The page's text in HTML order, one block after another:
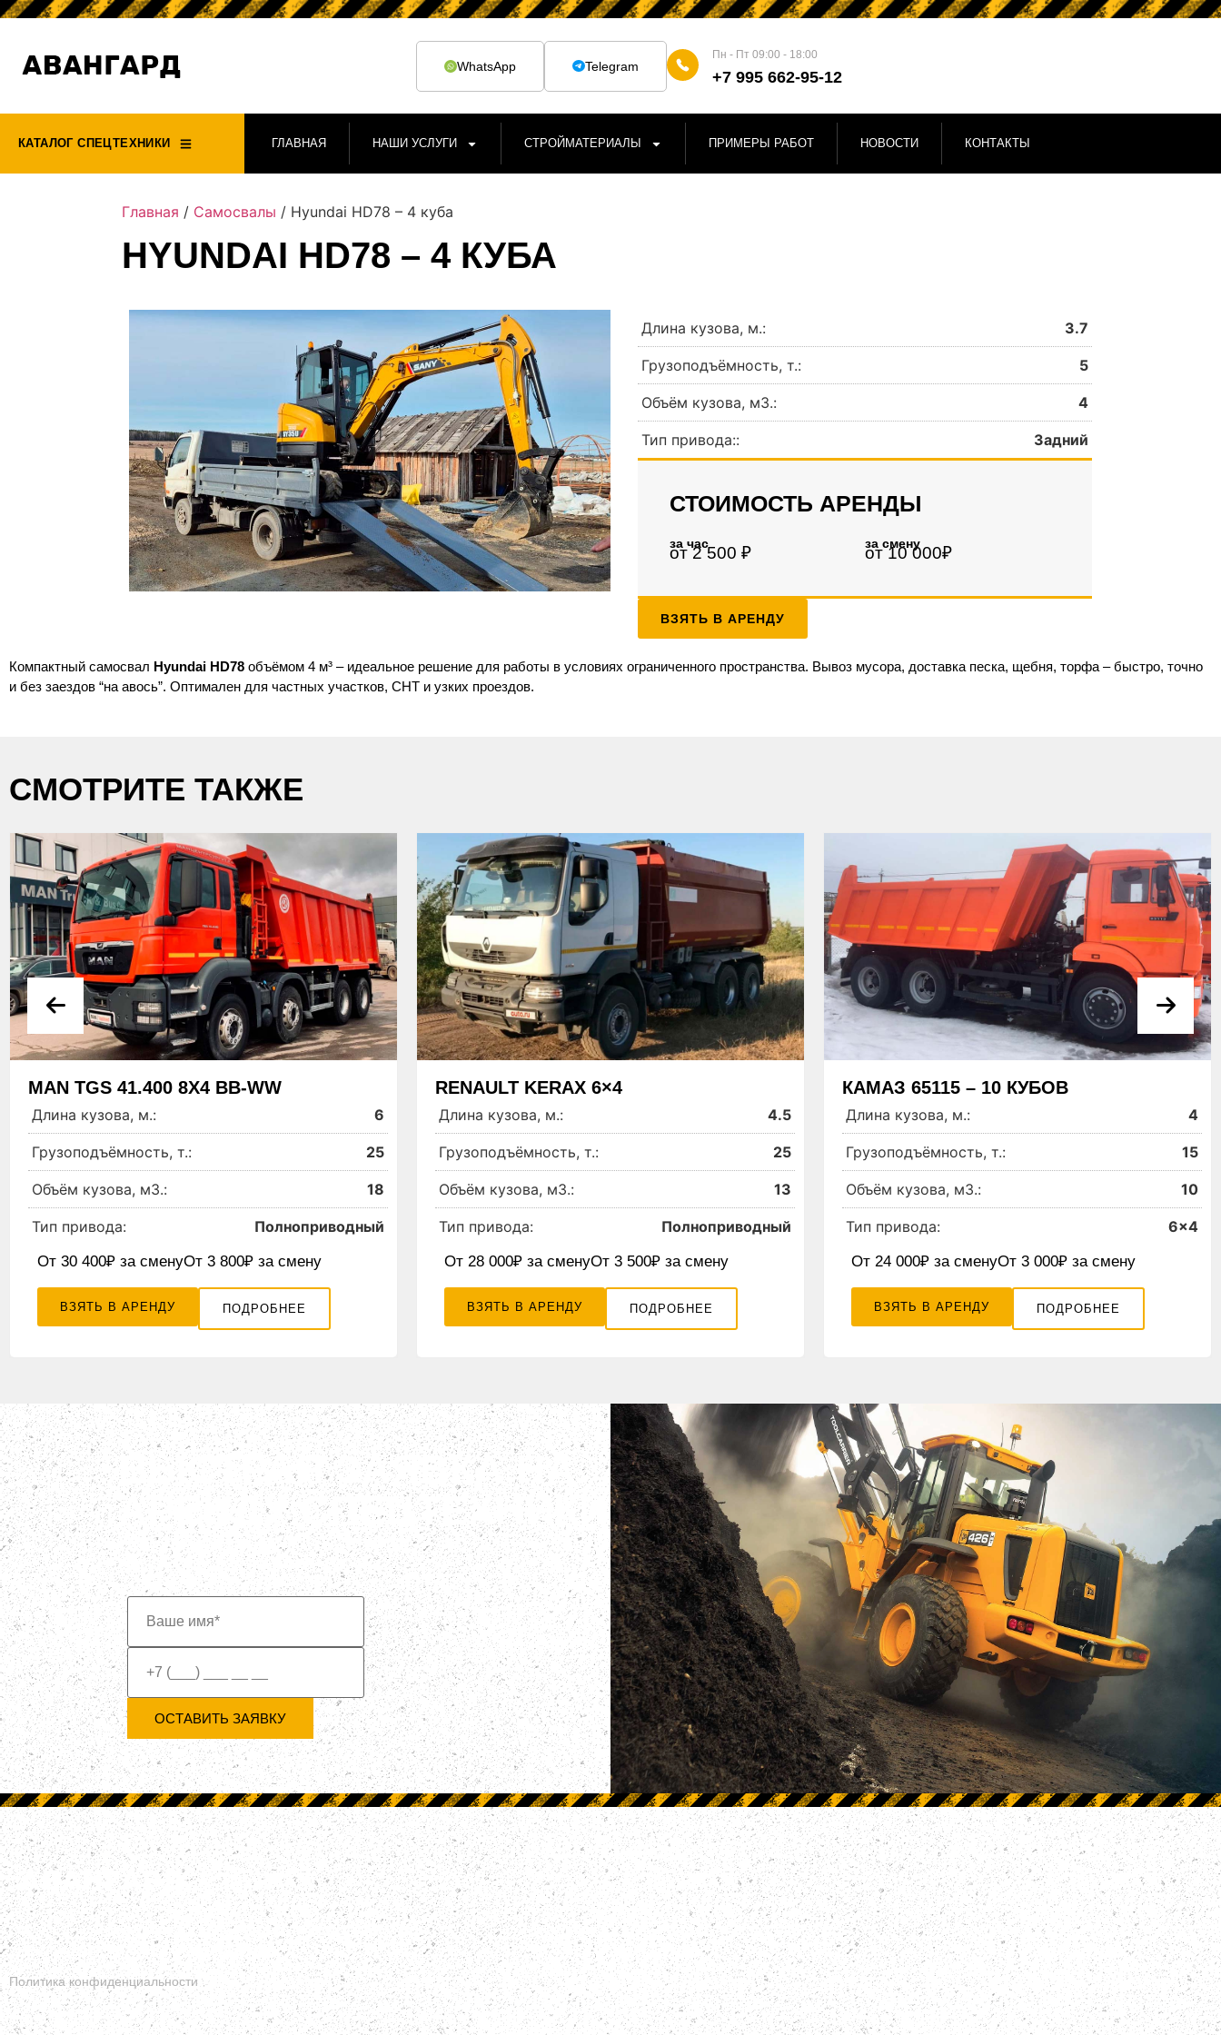
WhatsApp Telegram
Пн - Пт 09:00 - 18:00
+7 995 662-95-12
КАТАЛОГ СПЕЦТЕХНИКИ ГЛАВНАЯ НАШИ УСЛУГИ СТРОЙМАТЕРИАЛЫ ПРИМЕРЫ РАБОТ НОВОСТИ КОНТАКТЫ
Главная / Самосвалы / Hyundai HD78 – 4 куба
HYUNDAI HD78 – 4 КУБА
Длина кузова, м.: 3.7
Грузоподъёмность, т.: 5
Объём кузова, м3.: 4
Тип привода:: Задний
СТОИМОСТЬ АРЕНДЫ
за час за смену
от 2 500 ₽ от 10 000₽
ВЗЯТЬ В АРЕНДУ
Компактный самосвал Hyundai HD78 объёмом 4 м³ – идеальное решение для работы в условиях ограниченного пространства. Вывоз мусора, доставка песка, щебня, торфа – быстро, точно
и без заездов “на авось”. Оптимален для частных участков, СНТ и узких проездов.
СМОТРИТЕ ТАКЖЕ
MAN TGS 41.400 8Х4 BB-WW
Длина кузова, м.: 6
Грузоподъёмность, т.: 25
Объём кузова, м3.: 18
Тип привода: Полноприводный
От 30 400₽ за сменуОт 3 800₽ за смену
ВЗЯТЬ В АРЕНДУ ПОДРОБНЕЕ
RENAULT KERAX 6×4
Длина кузова, м.: 4.5
Грузоподъёмность, т.: 25
Объём кузова, м3.: 13
Тип привода: Полноприводный
От 28 000₽ за сменуОт 3 500₽ за смену
ВЗЯТЬ В АРЕНДУ ПОДРОБНЕЕ
КАМАЗ 65115 – 10 КУБОВ
Длина кузова, м.: 4
Грузоподъёмность, т.: 15
Объём кузова, м3.: 10
Тип привода: 6×4
От 24 000₽ за сменуОт 3 000₽ за смену
ВЗЯТЬ В АРЕНДУ ПОДРОБНЕЕ
БЫСТРАЯ ЗАЯВКА НА
АРЕНДУ СПЕЦТЕХНИКИ
Наши специалисты всегда готовы дать вам самую подробную
консультацию по нашей спецтехнике
ОСТАВИТЬ ЗАЯВКУ
Сайт носит исключительно информационный характер и ни при каких
условиях не является публичной офертой.
Политика конфиденциальности
Каталог спецтехники
Самосвалы
Автокраны
Экскаваторы
Манипуляторы
Тонары
Тягач с тралом
Наши услуги
Отсыпка дорог
Расчистка участка
Вывоз снега
Демонтажные работы
Земляные работы